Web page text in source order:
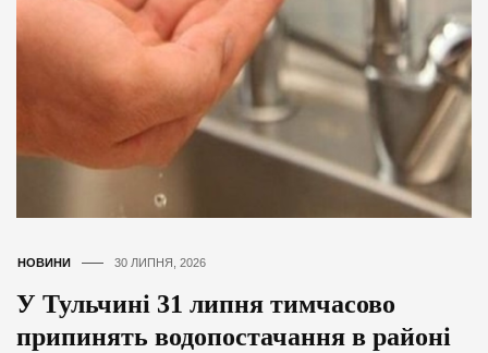
НОВИНИ 30 ЛИПНЯ, 2026
У Тульчині 31 липня тимчасово
припинять водопостачання в районі